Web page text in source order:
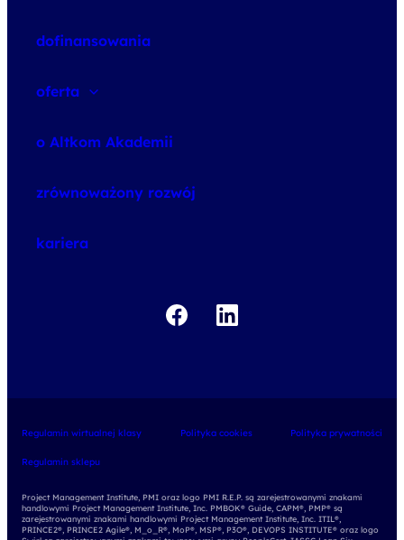
dofinansowania
oferta
o Altkom Akademii
zrównoważony rozwój
kariera
Regulamin wirtualnej klasy Polityka cookies Polityka prywatności
Regulamin sklepu
Project Management Institute, PMI oraz logo PMI R.E.P. są zarejestrowanymi znakami
handlowymi Project Management Institute, Inc. PMBOK® Guide, CAPM®, PMP® są
zarejestrowanymi znakami handlowymi Project Management Institute, Inc. ITIL®,
PRINCE2®, PRINCE2 Agile®, M_o_R®, MoP®, MSP®, P3O®, DEVOPS INSTITUTE® oraz logo